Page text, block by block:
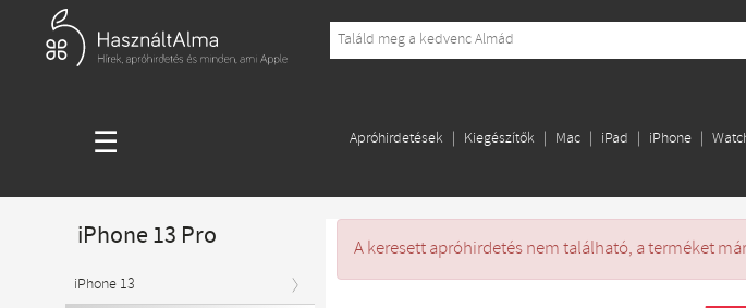
☰ Apróhirdetések Kiegészítők Mac iPad iPhone
A keresett apróhirdetés nem található, a terméket
iPhone 13 Pro
iPhone 13